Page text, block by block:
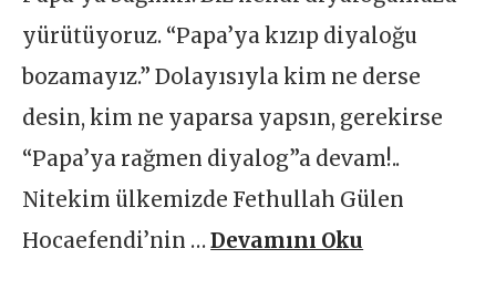
yürütüyoruz. “Papa’ya kızıp diyaloğu
bozamayız.” Dolayısıyla kim ne derse
desin, kim ne yaparsa yapsın, gerekirse
“Papa’ya rağmen diyalog”a devam!..
Nitekim ülkemizde Fethullah Gülen
Hocaefendi’nin …Devamını Oku